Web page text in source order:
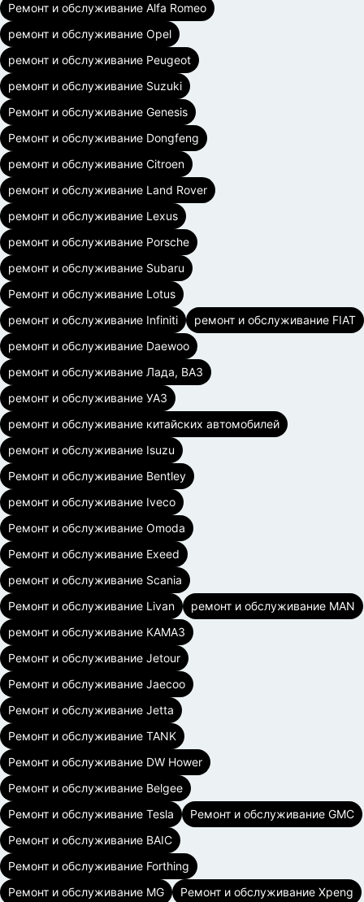
Ремонт и обслуживание Alfa Romeo
ремонт и обслуживание Opel
ремонт и обслуживание Peugeot
ремонт и обслуживание Suzuki
Ремонт и обслуживание Genesis
Ремонт и обслуживание Dongfeng
ремонт и обслуживание Citroen
ремонт и обслуживание Land Rover
ремонт и обслуживание Lexus
ремонт и обслуживание Porsche
ремонт и обслуживание Subaru
Ремонт и обслуживание Lotus
ремонт и обслуживание Infiniti
ремонт и обслуживание FIAT
ремонт и обслуживание Daewoo
ремонт и обслуживание Лада, ВАЗ
ремонт и обслуживание УАЗ
ремонт и обслуживание китайских автомобилей
ремонт и обслуживание Isuzu
Ремонт и обслуживание Bentley
ремонт и обслуживание Iveco
Ремонт и обслуживание Omoda
Ремонт и обслуживание Exeed
ремонт и обслуживание Scania
Ремонт и обслуживание Livan
ремонт и обслуживание MAN
ремонт и обслуживание КАМАЗ
Ремонт и обслуживание Jetour
Ремонт и обслуживание Jaecoo
Ремонт и обслуживание Jetta
Ремонт и обслуживание TANK
Ремонт и обслуживание DW Hower
Ремонт и обслуживание Belgee
Ремонт и обслуживание Tesla
Ремонт и обслуживание GMC
Ремонт и обслуживание BAIC
Ремонт и обслуживание Forthing
Ремонт и обслуживание MG
Ремонт и обслуживание Xpeng